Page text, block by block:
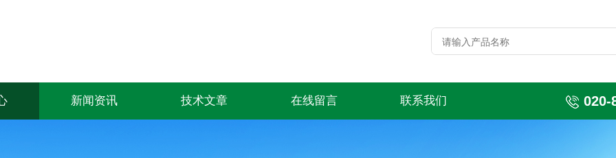
新闻资讯 技术文章 在线留言 联系我们 020-